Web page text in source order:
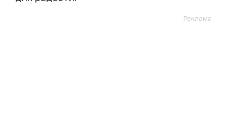
Реклама